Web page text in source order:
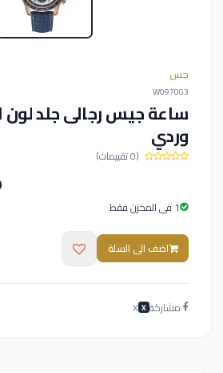
جس
W0970G3
ساعة جيس رجالى جلد لون
وردي
(0 تقييمات)
1 فى المخزن فقط
اضف الى السلة
مشاركة X
X